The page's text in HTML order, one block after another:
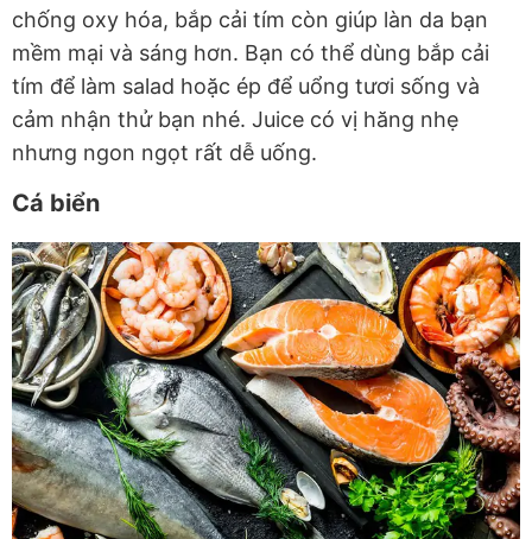
chống oxy hóa, bắp cải tím còn giúp làn da bạn
mềm mại và sáng hơn. Bạn có thể dùng bắp cải
tím để làm salad hoặc ép để uổng tươi sống và
cảm nhận thử bạn nhé. Juice có vị hăng nhẹ
nhưng ngon ngọt rất dễ uống.
Cá biển